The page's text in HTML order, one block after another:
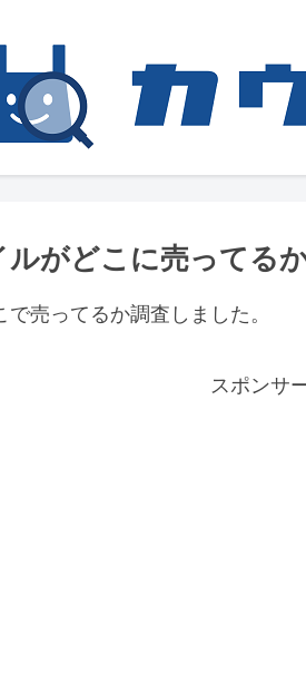
ルがどこに売ってる
売ってるか調査しました。
スポンサ